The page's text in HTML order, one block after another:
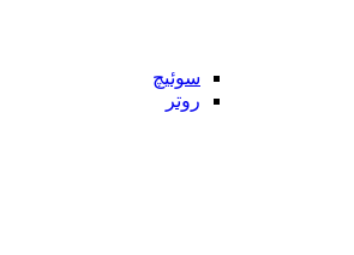
سوئیچ
روتر